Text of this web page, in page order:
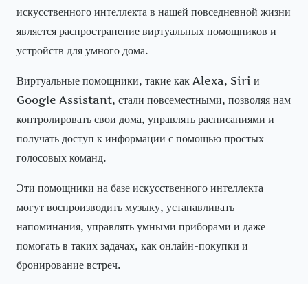
искусственного интеллекта в нашей повседневной жизни
является распространение виртуальных помощников и
устройств для умного дома.
Виртуальные помощники, такие как Alexa, Siri и
Google Assistant, стали повсеместными, позволяя нам
контролировать свои дома, управлять расписаниями и
получать доступ к информации с помощью простых
голосовых команд.
Эти помощники на базе искусственного интеллекта
могут воспроизводить музыку, устанавливать
напоминания, управлять умными приборами и даже
помогать в таких задачах, как онлайн-покупки и
бронирование встреч.